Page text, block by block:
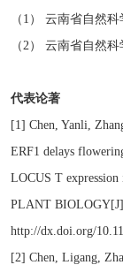
（1） 云南省自然
（2） 云南省自然
代表论著
[1] Chen, Yanli,
ERF1 delays
LOCUS T
PLANT
http://dx.doi.org/
[2] Chen, Ligang,